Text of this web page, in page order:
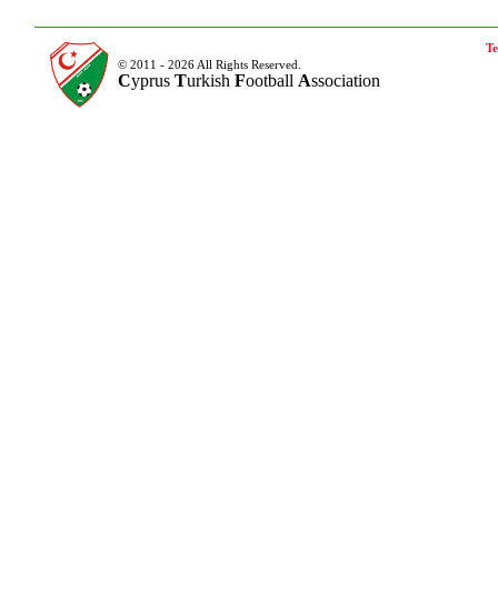
© 2011 - 2026 All Rights Reserved.
Cyprus Turkish Football Association